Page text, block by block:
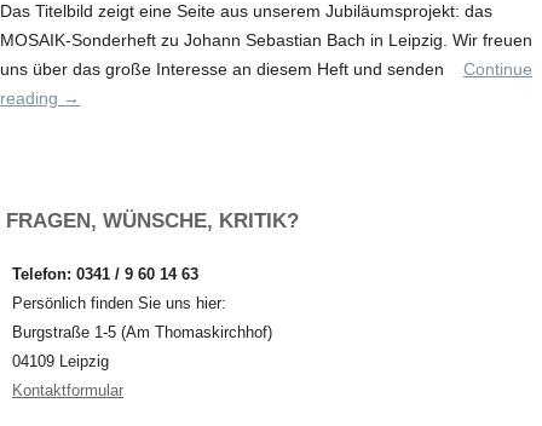
Das Titelbild zeigt eine Seite aus unserem Jubiläumsprojekt: das
MOSAIK-Sonderheft zu Johann Sebastian Bach in Leipzig. Wir freuen
uns über das große Interesse an diesem Heft und senden Continue
reading →
FRAGEN, WÜNSCHE, KRITIK?
Telefon: 0341 / 9 60 14 63
Persönlich finden Sie uns hier:
Burgstraße 1-5 (Am Thomaskirchhof)
04109 Leipzig
Kontaktformular